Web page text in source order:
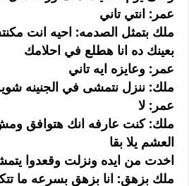
عمر: انتي تاني
ملك بتمثل الصدمه: احيه انت
بعينك ده انا هطلع في احلامك
عمر: وعايزه ايه تاني
ملك: ننزل نتمشى في الجنينه
عمر: لا
ملك: كنت عارفه انك هتوافق
العشم يلا بقا
اخدت من ايده ونزلت وقعدوا
ملك بزهق: انا بزهق بسرعه ما